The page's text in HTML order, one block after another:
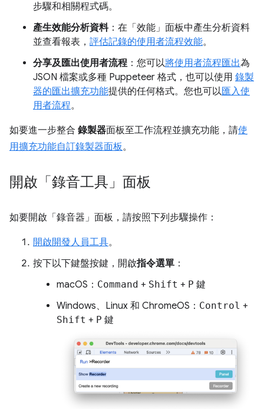
步驟和相關程式碼。
產生效能分析資料：在「效能」 面板中產生分析資料
並查看報表， 評估記錄的使用者流程效能。
分享及匯出使用者流程：您可以將使用者流程匯出為
JSON 檔案或多種 Puppeteer 格式，也可以使用 錄製
器的匯出擴充功能提供的任何格式。您也可以匯入使
用者流程。
如要進一步整合 錄製器面板至工作流程並擴充功能，請使
用擴充功能自訂錄製器面板。
開啟「錄音工具」面板
如要開啟「錄音器」 面板，請按照下列步驟操作：
開啟開發人員工具。
按下以下鍵盤按鍵，開啟指令選單 ：
macOS： Command + Shift + P 鍵
Windows、Linux 和 ChromeOS： Control +
Shift + P 鍵